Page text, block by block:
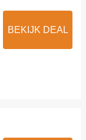
BEKIJK DEAL